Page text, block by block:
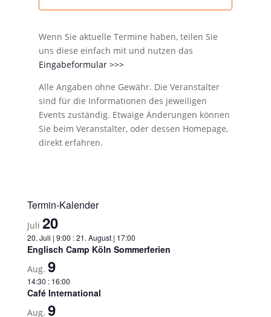
Wenn Sie aktuelle Termine haben, teilen Sie
uns diese einfach mit und nutzen das
Eingabeformular >>>
Alle Angaben ohne Gewähr. Die Veranstalter
sind für die Informationen des jeweiligen
Events zuständig. Etwaige Änderungen können
Sie beim Veranstalter, oder dessen Homepage,
direkt erfahren.
Termin-Kalender
Juli 20
20. Juli | 9:00 :21. August | 17:00
Englisch Camp Köln Sommerferien
Aug. 9
14:30 : 16:00
Café International
Aug. 9